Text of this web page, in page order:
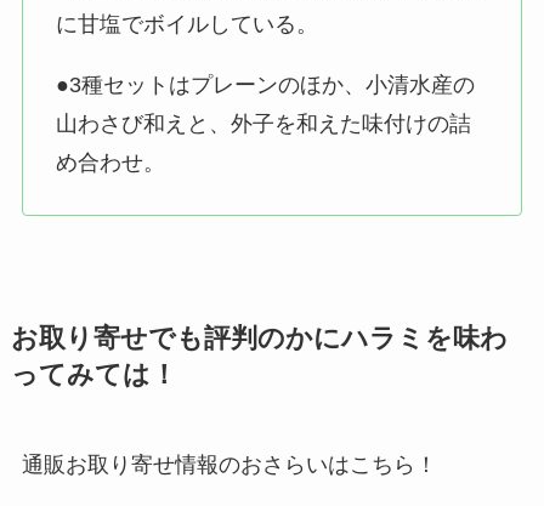
に甘塩でボイルしている。
●3種セットはプレーンのほか、小清水産の
山わさび和えと、外子を和えた味付けの詰
め合わせ。
お取り寄せでも評判のかにハラミを味わ
ってみては！
通販お取り寄せ情報のおさらいはこちら！